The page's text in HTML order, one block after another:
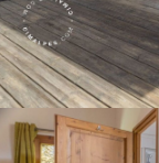
Où trouver les plus
françaises ?